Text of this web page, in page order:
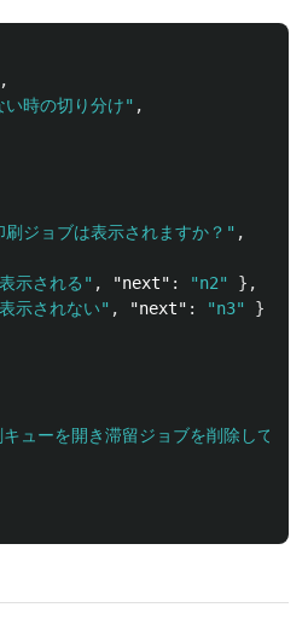
,
い時の切り分け" ,
刷ジョブは表示されますか？" ,
示される" , "next" : "n2"
},
示されない" , "next" : "n3"
}
ューを開き滞留ジョブを削除して再